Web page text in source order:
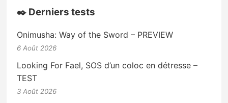
✒️ Derniers tests
Onimusha: Way of the Sword – PREVIEW
6 Août 2026
Looking For Fael, SOS d’un coloc en détresse –
TEST
3 Août 2026